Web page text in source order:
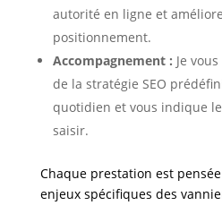
autorité en ligne et
positionnement.
Accompagnement : Je
de la stratégie SEO
quotidien et vous indique
saisir.
Chaque prestation est
enjeux spécifiques des